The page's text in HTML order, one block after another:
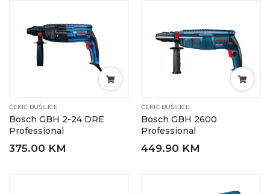
ČEKIĆ BUŠILICE
Bosch GBH 2-24 DRE
Professional
375.00 KM
ČEKIĆ BUŠILICE
Bosch GBH 2600
Professional
449.90 KM